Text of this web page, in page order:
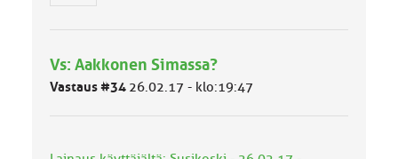
m
ä
Vs: Aakkonen Simassa?
Vastaus #34 26.02.17 - klo:19:47